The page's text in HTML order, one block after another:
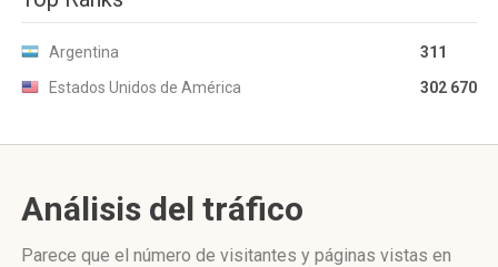
Argentina
311
Estados Unidos de América
302 670
Análisis del tráfico
Parece que el número de visitantes y páginas vistas en